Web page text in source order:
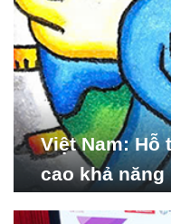
Việt Nam:
cao khả